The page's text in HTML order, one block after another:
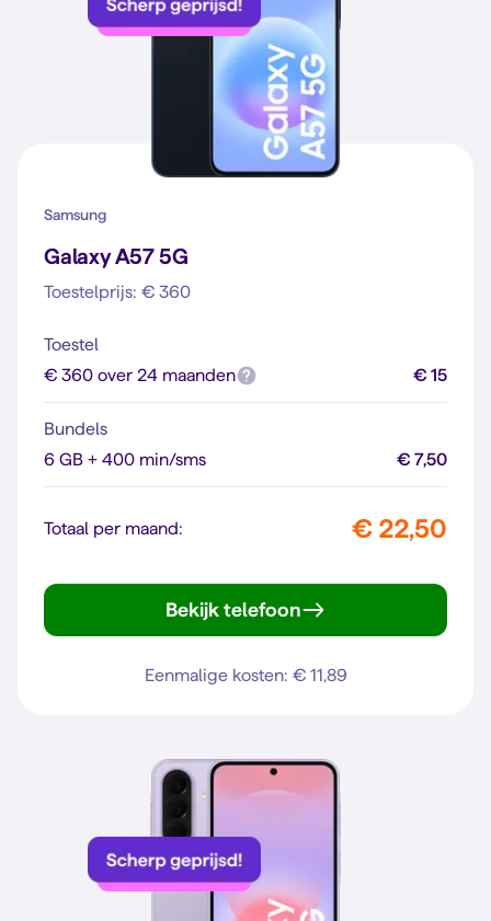
Samsung
Galaxy A57 5G
Toestelprijs: € 360
Toestel
€ 360 over 24 maanden
€ 15
Bundels
6 GB + 400 min/sms
€ 7,50
Totaal per maand: € 22,50
Bekijk telefoon
Eenmalige kosten: € 11,89